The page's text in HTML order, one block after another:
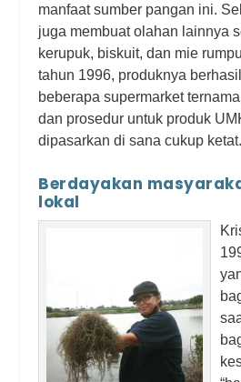
manfaat sumber pangan ini.
juga membuat olahan lainnya
kerupuk, biskuit, dan mie
tahun 1996, produknya
beberapa supermarket
dan prosedur untuk produk
dipasarkan di sana cukup ketat.
Berdayakan
lokal